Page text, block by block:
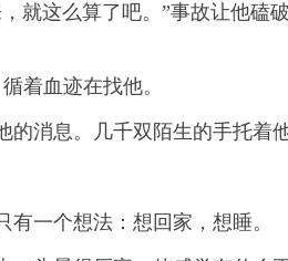
这么算了吧。”事故让他磕
着血迹在找他。
息。几千双陌生的手托着他
一个想法：想回家，想睡。